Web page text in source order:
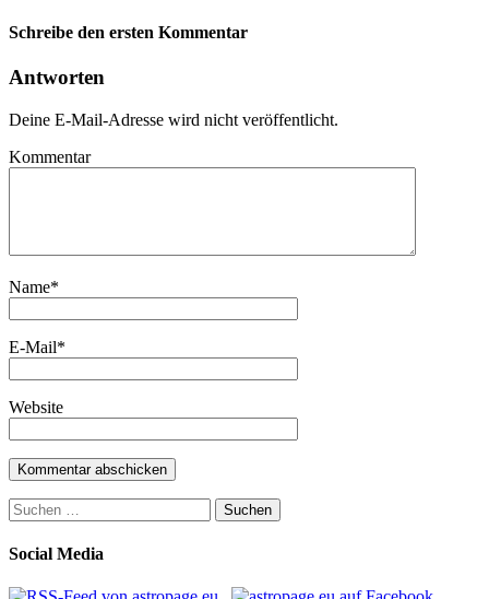
Schreibe den ersten Kommentar
Antworten
Deine E-Mail-Adresse wird nicht veröffentlicht.
Kommentar
Name*
E-Mail*
Website
Suchen
nach:
Social Media